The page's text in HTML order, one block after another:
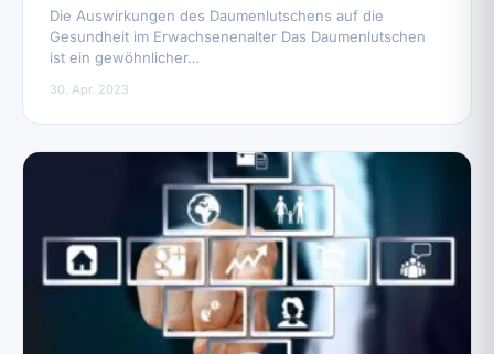
Die Auswirkungen des Daumenlutschens auf die
Gesundheit im Erwachsenenalter Das Daumenlutschen
ist ein gewöhnlicher…
30. Apr. 2023